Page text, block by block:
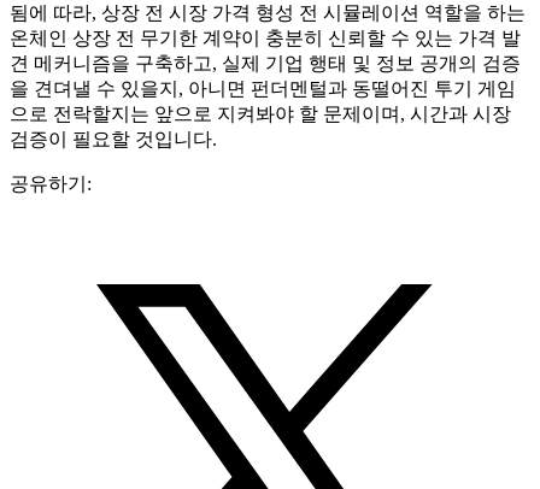
됨에 따라, 상장 전 시장 가격 형성 전 시뮬레이션 역할을 하는
온체인 상장 전 무기한 계약이 충분히 신뢰할 수 있는 가격 발
견 메커니즘을 구축하고, 실제 기업 행태 및 정보 공개의 검증
을 견뎌낼 수 있을지, 아니면 펀더멘털과 동떨어진 투기 게임
으로 전락할지는 앞으로 지켜봐야 할 문제이며, 시간과 시장
검증이 필요할 것입니다.
공유하기: